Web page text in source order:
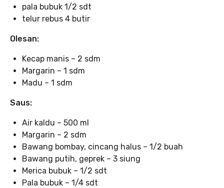
pala bubuk 1/2 sdt
telur rebus 4 butir
Olesan:
Kecap manis – 2 sdm
Margarin – 1 sdm
Madu – 1 sdm
Saus:
Air kaldu – 500 ml
Margarin – 2 sdm
Bawang bombay, cincang halus – 1/2 buah
Bawang putih, geprek – 3 siung
Merica bubuk – 1/2 sdt
Pala bubuk – 1/4 sdt